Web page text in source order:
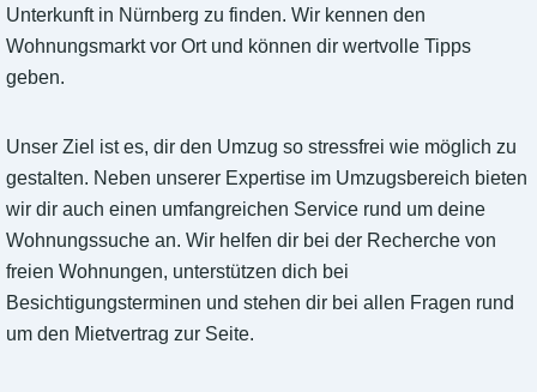
Unterkunft in Nürnberg zu finden. Wir kennen den
Wohnungsmarkt vor Ort und können dir wertvolle Tipps
geben.
Unser Ziel ist es, dir den Umzug so stressfrei wie möglich zu
gestalten. Neben unserer Expertise im Umzugsbereich bieten
wir dir auch einen umfangreichen Service rund um deine
Wohnungssuche an. Wir helfen dir bei der Recherche von
freien Wohnungen, unterstützen dich bei
Besichtigungsterminen und stehen dir bei allen Fragen rund
um den Mietvertrag zur Seite.